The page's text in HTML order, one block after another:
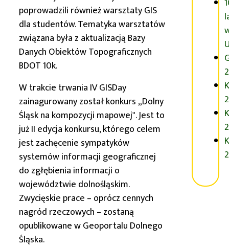
poprowadzili również warsztaty GIS
dla studentów. Tematyka warsztatów
związana była z aktualizacją Bazy
Danych Obiektów Topograficznych
BDOT 10k.
W trakcie trwania IV GISDay
zainagurowany został konkurs „Dolny
Śląskna kompozycji mapowej". Jest to
już II edycja konkursu, którego celem
jest zachęcenie sympatyków
systemów informacji geograficznej
do zgłębienia informacji o
województwie dolnośląskim.
Zwycięskie prace – oprócz cennych
nagród rzeczowych – zostaną
opublikowane w Geoportalu Dolnego
Śląska.